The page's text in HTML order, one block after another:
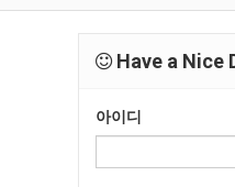
Have a Nice
아이디